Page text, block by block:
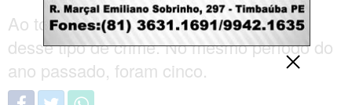
Ao todo, nove mulheres foram vítimas
desse tipo de crime. No mesmo período do
ano passado, foram cinco.